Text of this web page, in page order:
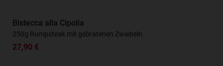
Bistecca alla Cipolla
250g Rumpsteak mit gebratenen Zwiebeln
27,90 €